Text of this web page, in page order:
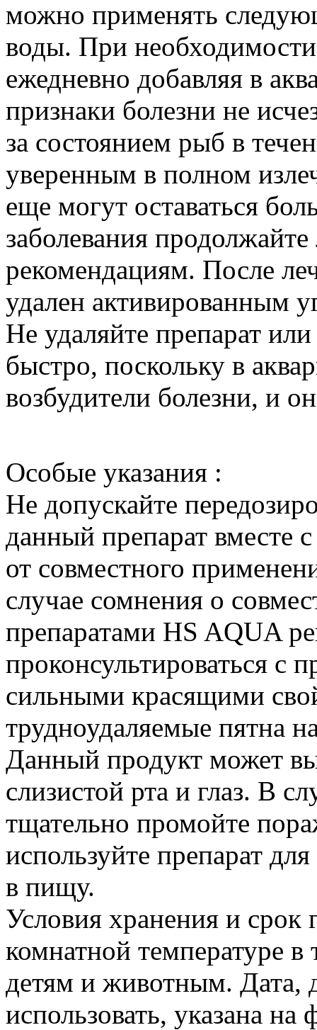
можно применять
воды. При
ежедневно добавляя в
признаки болезни не
за состоянием рыб в
уверенным в полном
еще могут оставаться
заболевания продолжайте
рекомендациям. После
удален активированным
Не удаляйте препарат
быстро, поскольку в
возбудители болезни, и
Особые указания :
Не допускайте
данный препарат вместе
от совместного
случае сомнения о
препаратами HS AQUA
проконсультироваться с
сильными красящими
трудноудаляемые пятна
Данный продукт может
слизистой рта и глаз. В
тщательно промойте
используйте препарат
в пищу.
Условия хранения и срок
комнатной температуре
детям и животным. Дата,
использовать, указана на